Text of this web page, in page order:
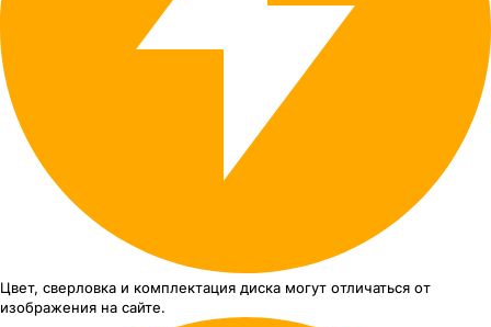
Цвет, сверловка и комплектация диска могут отличаться от
изображения на сайте.